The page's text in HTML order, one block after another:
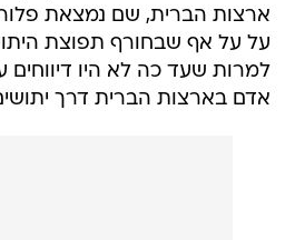
ארצות הברית, שם נמצאת
על על אף שבחורף תפוצת
למרות שעד כה לא היו
אדם בארצות הברית דרך